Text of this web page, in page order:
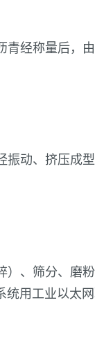
青经称量后，
动、挤压成
）、筛分、磨
用工业以太